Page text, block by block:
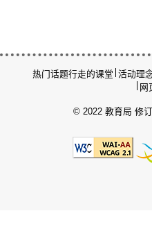
热门话题行走的课堂 活动理
网
© 2022 教育局 修